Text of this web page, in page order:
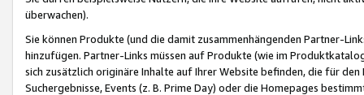
überwachen).
Sie können Produkte (und die damit zusammenhängenden Partner-
hinzufügen. Partner-Links müssen auf Produkte (wie im
sich zusätzlich originäre Inhalte auf Ihrer Website befinden, die für
Suchergebnisse, Events (z. B. Prime Day) oder die Homepages